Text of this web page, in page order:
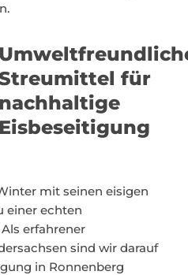
für
nachhaltige
Eisbeseitigung
mit seinen eisigen
einer echten
erfahrener
sind wir darauf
in Ronnenberg